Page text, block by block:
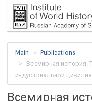
Main
Publications
Всемирная история.
индустриальной
Всемирная